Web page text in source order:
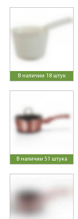
В наличии 18 штук
В наличии 51 штука